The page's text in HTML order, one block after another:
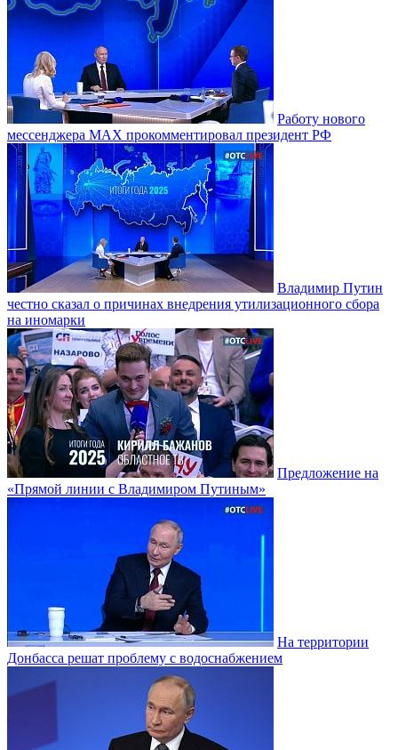
Работу нового
мессенджера MAX прокомментировал президент РФ
Владимир Путин
честно сказал о причинах внедрения утилизационного сбора
на иномарки
Предложение на
«Прямой линии с Владимиром Путиным»
На территории
Донбасса решат проблему с водоснабжением